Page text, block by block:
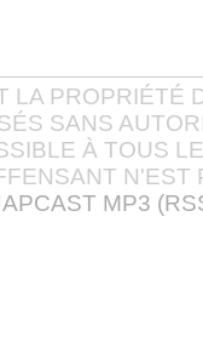
LA PROPRIÉTÉ
SANS
À TOUS
N'EST
MP3